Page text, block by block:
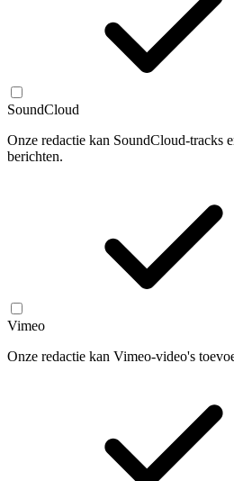
SoundCloud
Onze redactie kan SoundCloud-tracks
berichten.
Vimeo
Onze redactie kan Vimeo-video's